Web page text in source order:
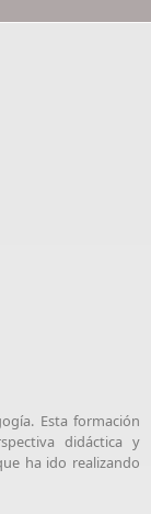
Esta formación
didáctica y
ha ido realizando